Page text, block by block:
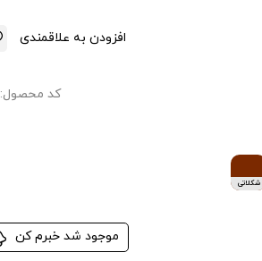
افزودن به علاقمندی
کد محصول:
شکلاتی
موجود شد خبرم کن